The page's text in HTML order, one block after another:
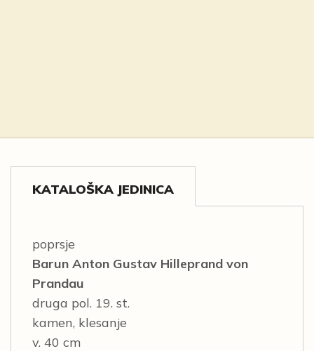
KATALOŠKA JEDINICA
poprsje
Barun Anton Gustav Hilleprand von
Prandau
druga pol. 19. st.
kamen, klesanje
v. 40 cm